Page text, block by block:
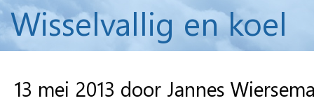
Wisselvallig en koel
13 mei 2013 door Jannes